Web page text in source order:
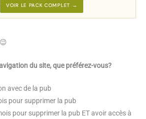
VOIR LE PACK COMPLET →
du site, que préférez-vous?
avec de la pub
pour supprimer la pub
pour supprimer la pub ET avoir accès à